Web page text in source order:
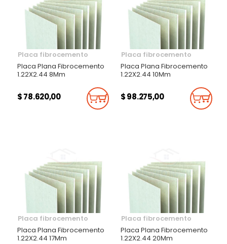
Placa fibrocemento
Placa Plana Fibrocemento
1.22X2.44 8Mm
$ 78.620,00 Añadir Al Carrito
Placa fibrocemento
Placa Plana Fibrocemento
1.22X2.44 10Mm
$ 98.275,00
Placa fibrocemento
Placa Plana Fibrocemento
1.22X2.44 17Mm
Placa fibrocemento
Placa Plana Fibrocemento
1.22X2.44 20Mm